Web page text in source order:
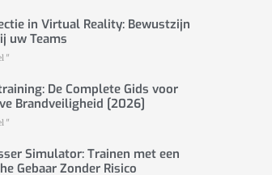
in Virtual Reality: Bewustzijn
uw Teams
"
De Complete Gids voor
Brandveiligheid [2026]
"
Simulator: Trainen met een
Gebaar Zonder Risico